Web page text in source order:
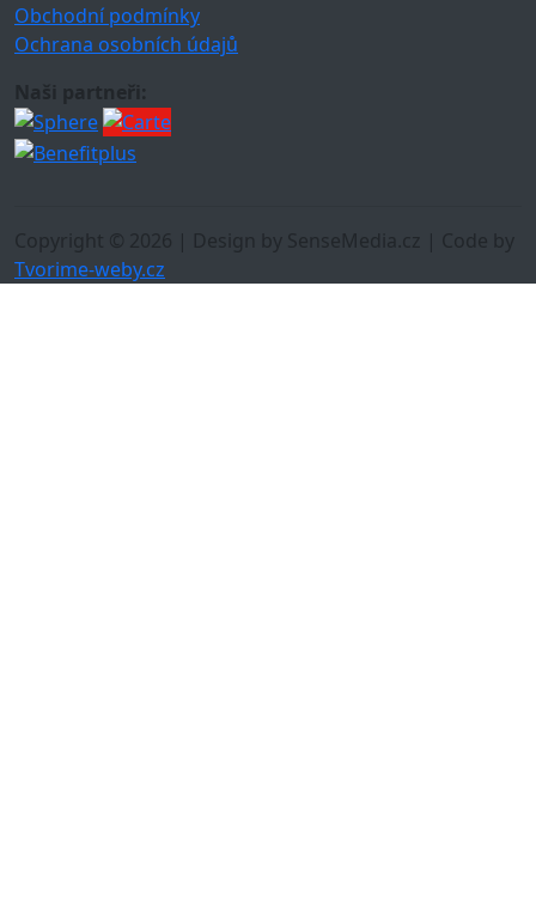
Obchodní podmínky
Ochrana osobních údajů
Naši partneři:
Copyright © 2026 | Design by SenseMedia.cz | Code by
Tvorime-weby.cz